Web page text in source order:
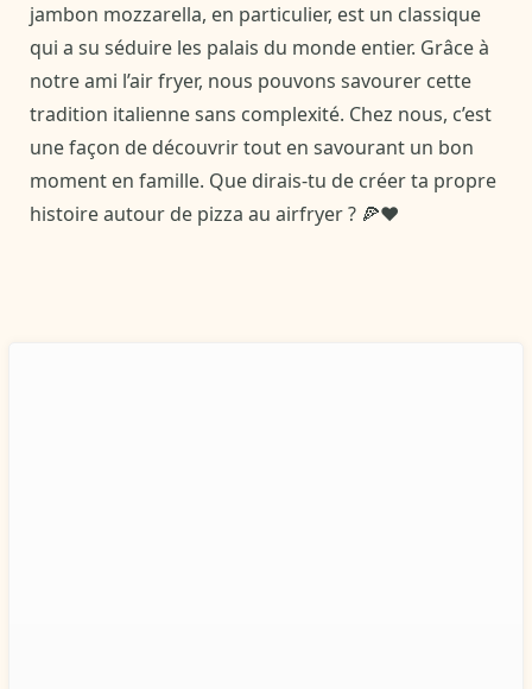
jambon mozzarella, en particulier, est un classique
qui a su séduire les palais du monde entier. Grâce à
notre ami l’air fryer, nous pouvons savourer cette
tradition italienne sans complexité. Chez nous, c’est
une façon de découvrir tout en savourant un bon
moment en famille. Que dirais-tu de créer ta propre
histoire autour de pizza au airfryer ? 🍕❤️